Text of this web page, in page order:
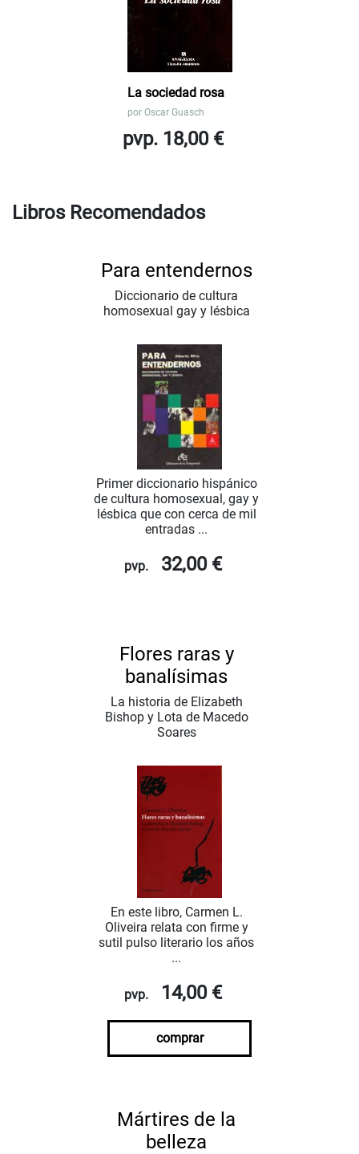
La sociedad rosa
por Oscar Guasch
pvp. 18,00 €
Libros Recomendados
Para entendernos
Diccionario de cultura
homosexual gay y lésbica
Primer diccionario hispánico
de cultura homosexual, gay y
lésbica que con cerca de mil
entradas ...
pvp. 32,00 €
Flores raras y
banalísimas
La historia de Elizabeth
Bishop y Lota de Macedo
Soares
En este libro, Carmen L.
Oliveira relata con firme y
sutil pulso literario los años
...
pvp. 14,00 €
comprar
Mártires de la
belleza